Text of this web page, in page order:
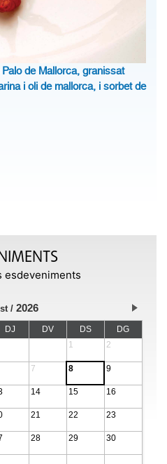
de Mallorca, granissat
i oli de mallorca, i sorbet de
esdeveniments
2026
DJ DV DS
DG
1
2
7 8 9
14 15 16
21 22 23
28 29 30